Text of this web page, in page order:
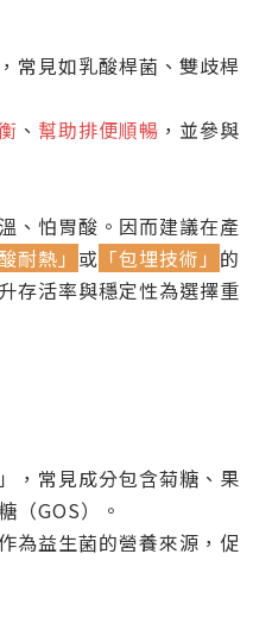
常見如乳酸桿菌、雙歧桿
、 幫助排便順暢 ，並參與
、怕胃酸。因而建議在產
耐熱」 或 「包埋技術」 的
存活率與穩定性為選擇重
，常見成分包含菊糖、果
（GOS）。
為益生菌的營養來源，促